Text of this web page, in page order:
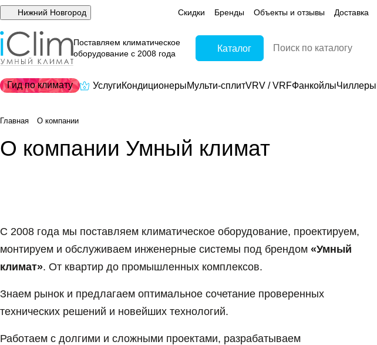
Нижний Новгород Скидки Бренды Объекты и отзывы Доставка
Поставляем климатическое
оборудование с 2008 года
Каталог
Гид по климату УслугиКондиционерыМульти-сплитVRV / VRFФанкойлыЧиллеры
Главная О компании
О компании Умный климат
С 2008 года мы поставляем климатическое оборудование, проектируем,
монтируем и обслуживаем инженерные системы под брендом «Умный
климат». От квартир до промышленных комплексов.
Знаем рынок и предлагаем оптимальное сочетание проверенных
технических решений и новейших технологий.
Работаем с долгими и сложными проектами, разрабатываем